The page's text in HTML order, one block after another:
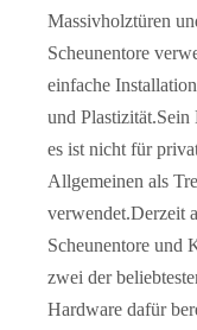
Massivholztüren
Scheunentore
einfache
und Plastizität.Sein
es ist nicht für
Allgemeinen als
verwendet.Derzeit
Scheunentore und
zwei der
Hardware dafür